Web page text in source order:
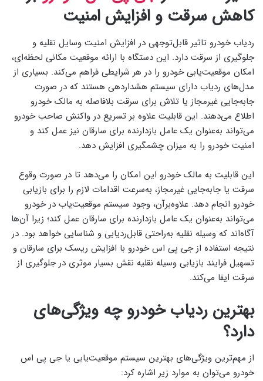
کاهش سرقت و افزایش امنیت
ردیاب خودرو تاثیر قابل‌توجهی در افزایش امنیت وسایل نقلیه و
جلوگیری از سرقت دارد. این دستگاه با ارائه موقعیت مکانی لحظه‌ای،
امکان موقعیت‌یابی خودرو را در هر شرایطی فراهم می‌کند. بسیاری از
مدل‌های ردیاب دارای سیستم هشداردهی هستند که در صورت
جابه‌جایی غیرمجاز یا تلاش برای سرقت بلافاصله به مالک خودرو
اطلاع می‌دهند. این قابلیت علاوه بر تسریع در واکنش صاحب خودرو
می‌تواند به‌عنوان یک عامل بازدارنده برای سارقان نیز عمل کند و
امنیت خودرو را به میزان چشمگیری افزایش دهد.
این قابلیت به مالک خودرو این امکان را می‌دهد تا در صورت وقوع
سرقت یا جابه‌جایی غیرمجاز، به‌سرعت اقدامات لازم را برای بازیابی
خودرو انجام دهد. علاوه‌برآن، وجود سیستم موقعیت‌یاب در خودرو
می‌تواند به‌عنوان یک عامل بازدارنده برای سارقان عمل کند؛ زیرا آن‌ها
آگاه‌اند که وسیله نقلیه به‌راحتی قابل‌ردیابی و شناسایی خواهد بود. در
نتیجه استفاده از جی پی اس خودرو با افزایش ریسک برای سارقان و
تسهیل فرایند بازیابی وسیله نقلیه نقش بسیار موثری در جلوگیری از
سرقت ایفا می‌کند.
بهترین ردیاب خودرو چه ویژگی‌های
دارد؟
از مهم‌ترین ویژگی‌های بهترین سیستم موقعیت‌یابی یا جی پی اس
خودرو می‌توان به موارد زیر اشاره کرد: